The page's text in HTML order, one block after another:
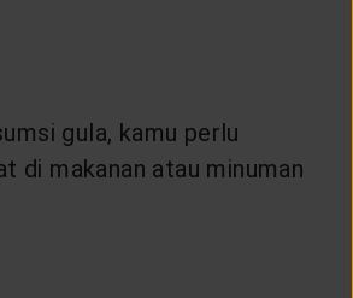
gula, kamu perlu
di makanan atau minuman